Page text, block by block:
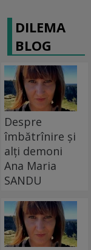
DILEMA
BLOG
Despre
îmbătrînire și
alți demoni
Ana Maria
SANDU